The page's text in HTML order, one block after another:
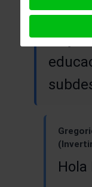
mejor
Hola